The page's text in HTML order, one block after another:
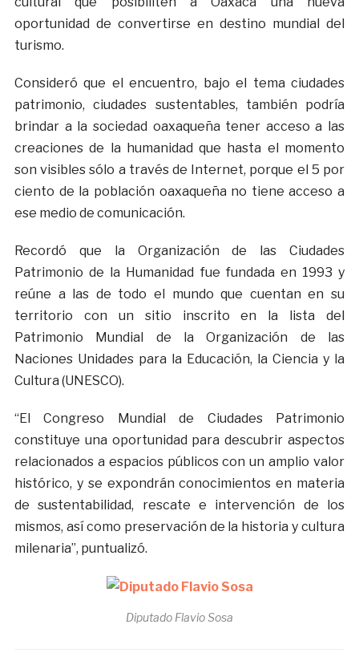
oportunidad de convertirse en destino mundial del
turismo.
Consideró que el encuentro, bajo el tema ciudades
patrimonio, ciudades sustentables, también podría
brindar a la sociedad oaxaqueña tener acceso a las
creaciones de la humanidad que hasta el momento
son visibles sólo a través de Internet, porque el 5 por
ciento de la población oaxaqueña no tiene acceso a
ese medio de comunicación.
Recordó que la Organización de las Ciudades
Patrimonio de la Humanidad fue fundada en 1993 y
reúne a las de todo el mundo que cuentan en su
territorio con un sitio inscrito en la lista del
Patrimonio Mundial de la Organización de las
Naciones Unidades para la Educación, la Ciencia y la
Cultura (UNESCO).
“El Congreso Mundial de Ciudades Patrimonio
constituye una oportunidad para descubrir aspectos
relacionados a espacios públicos con un amplio valor
histórico, y se expondrán conocimientos en materia
de sustentabilidad, rescate e intervención de los
mismos, así como preservación de la historia y cultura
milenaria”, puntualizó.
Diputado Flavio Sosa